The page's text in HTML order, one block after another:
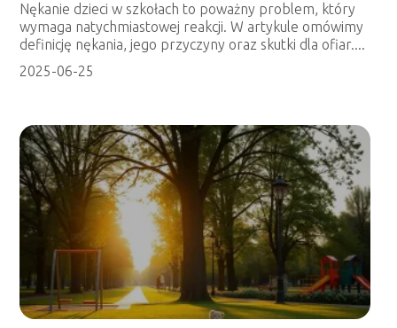
Nękanie dzieci w szkołach to poważny problem, który
wymaga natychmiastowej reakcji. W artykule omówimy
definicję nękania, jego przyczyny oraz skutki dla ofiar....
2025-06-25